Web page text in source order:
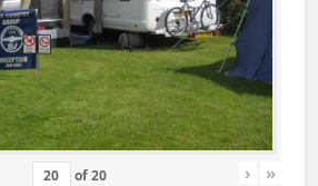
of20 › »